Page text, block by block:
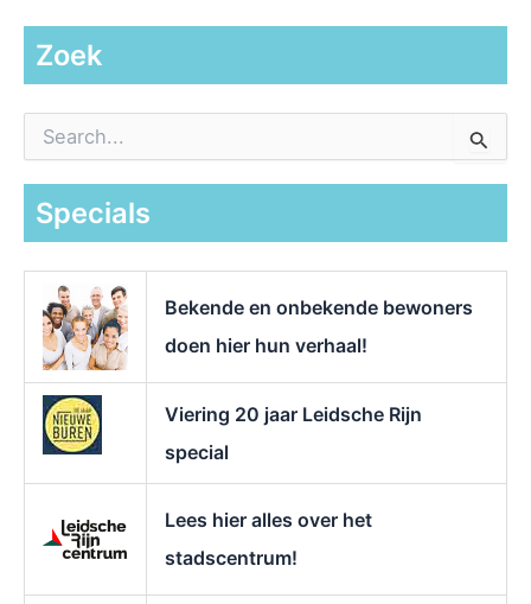
Zoek
a
Specials
Bekende en onbekende bewoners
doen hier hun verhaal!
Viering 20 jaar Leidsche Rijn
special
Lees hier alles over het
stadscentrum!